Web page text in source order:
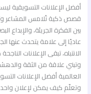
أفضل الإعلانات التسويقية
قصص ذكية تُلامس المشاعر
بين الفكرة الجريئة، والإبداع
عاديًا إلى علامة يتحدث عنها
الانتباه، تبقى الإعلانات
وتبني علاقة من الثقة
العالمية أفضل الإعلانات
وتعلّم كيف يمكن لإعلان واحد